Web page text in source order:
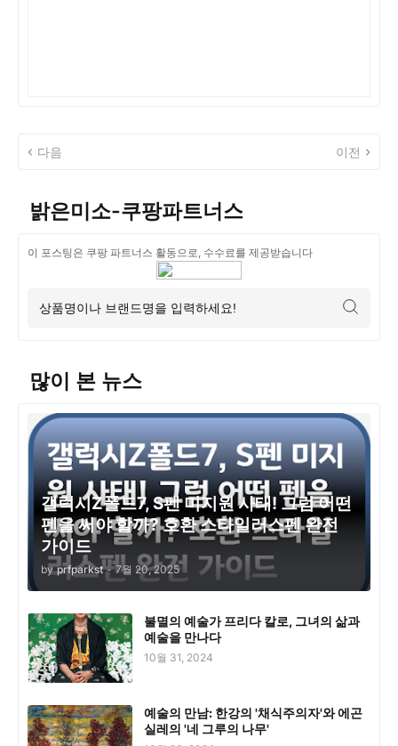
다음 이전
밝은미소-쿠팡파트너스
이 포스팅은 쿠팡 파트너스 활동으로, 수수료를 제공받습니다
많이 본 뉴스
갤럭시Z폴드7, S펜 미지원 사태! 그럼 어떤
펜을 써야 할까? 호환 스타일러스펜 완전
가이드
by prfparkst - 7월 20, 2025
불멸의 예술가 프리다 칼로, 그녀의 삶과
예술을 만나다
10월 31, 2024
예술의 만남: 한강의 '채식주의자'와 에곤
실레의 '네 그루의 나무'